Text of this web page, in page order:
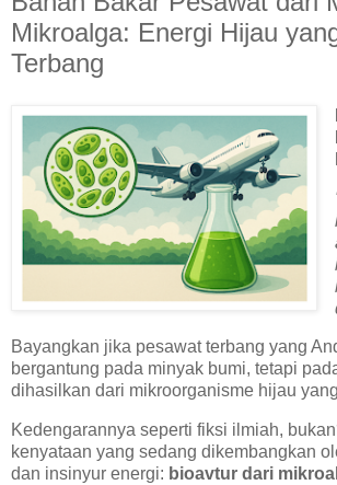
Mikroalga: Energi Hijau
Terbang
Bayangkan jika pesawat terbang yang
bergantung pada minyak bumi, tetapi
dihasilkan dari mikroorganisme hijau
Kedengarannya seperti fiksi ilmiah,
kenyataan yang sedang dikembangkan
dan insinyur energi: bioavtur dari